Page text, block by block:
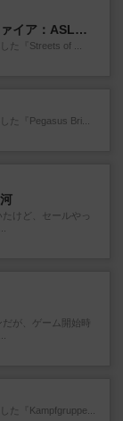
ストリート・オブ・ファイア：ASLデラックスモジュール1
た『Streets of ...
た『Pegasus Bri...
けど、セールやっ
が、ゲーム開始時
た『Kampfgruppe...